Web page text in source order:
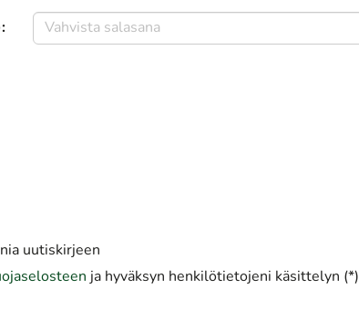
uutiskirjeen
ja hyväksyn henkilötietojeni käsittelyn (*)